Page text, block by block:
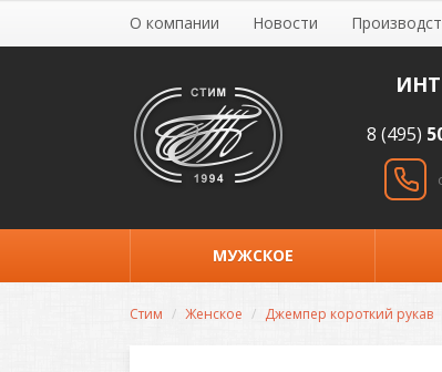
О компании Новости
8 (495)
МУЖСКОЕ
Стим Женское Джемпер короткий рукав